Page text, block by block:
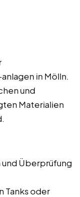
in Mölln.
und
Materialien
Überprüfung
Tanks oder